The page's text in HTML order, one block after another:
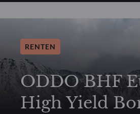
RENTEN
ODDO BHF
High Yield